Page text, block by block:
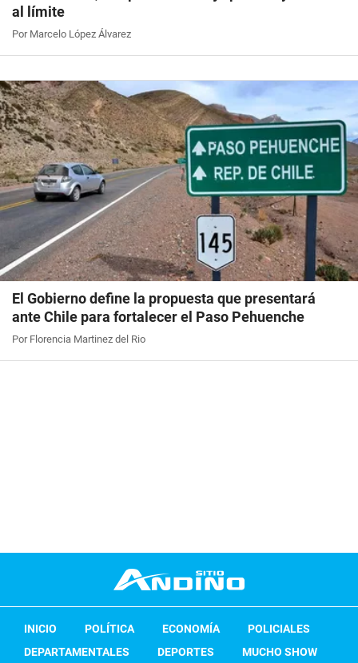
al límite
Por Marcelo López Álvarez
El Gobierno define la propuesta que presentará
ante Chile para fortalecer el Paso Pehuenche
Por Florencia Martinez del Rio
INICIO POLÍTICA ECONOMÍA
POLICIALES
DEPARTAMENTALES
DEPORTES MUCHO SHOW